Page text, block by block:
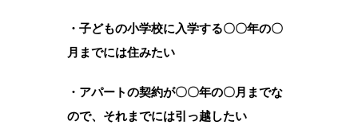
・子どもの小学校に入学する〇〇年の〇
月までには住みたい
・アパートの契約が〇〇年の〇月までな
ので、それまでには引っ越したい